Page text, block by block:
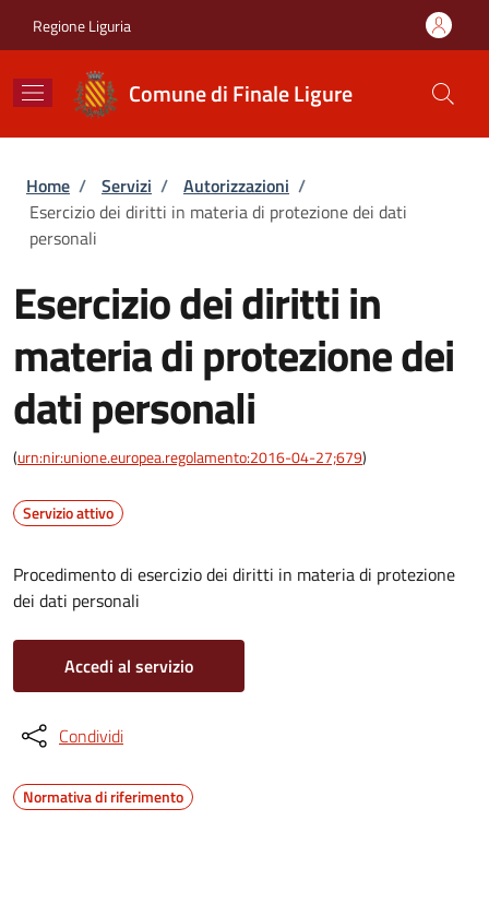
Regione Liguria
Comune di Finale Ligure
Briciole di pane
Home / Servizi / Autorizzazioni /
Esercizio dei diritti in materia di protezione dei dati
personali
Esercizio dei diritti in
materia di protezione dei
dati personali
(urn:nir:unione.europea.regolamento:2016-04-27;679)
Servizio attivo
Procedimento di esercizio dei diritti in materia di protezione
dei dati personali
Accedi al servizio
Condividi
Normativa di riferimento